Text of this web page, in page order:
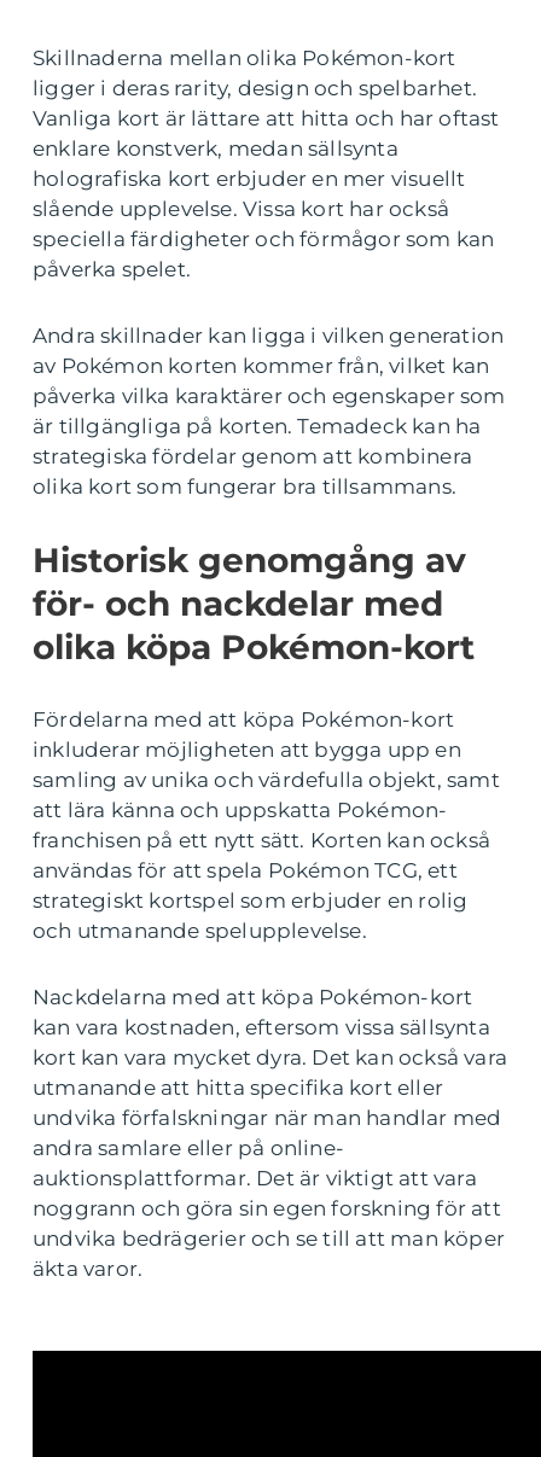
Skillnaderna mellan olika Pokémon-kort
ligger i deras rarity, design och spelbarhet.
Vanliga kort är lättare att hitta och har oftast
enklare konstverk, medan sällsynta
holografiska kort erbjuder en mer visuellt
slående upplevelse. Vissa kort har också
speciella färdigheter och förmågor som kan
påverka spelet.
Andra skillnader kan ligga i vilken generation
av Pokémon korten kommer från, vilket kan
påverka vilka karaktärer och egenskaper som
är tillgängliga på korten. Temadeck kan ha
strategiska fördelar genom att kombinera
olika kort som fungerar bra tillsammans.
Historisk genomgång av
för- och nackdelar med
olika köpa Pokémon-kort
Fördelarna med att köpa Pokémon-kort
inkluderar möjligheten att bygga upp en
samling av unika och värdefulla objekt, samt
att lära känna och uppskatta Pokémon-
franchisen på ett nytt sätt. Korten kan också
användas för att spela Pokémon TCG, ett
strategiskt kortspel som erbjuder en rolig
och utmanande spelupplevelse.
Nackdelarna med att köpa Pokémon-kort
kan vara kostnaden, eftersom vissa sällsynta
kort kan vara mycket dyra. Det kan också vara
utmanande att hitta specifika kort eller
undvika förfalskningar när man handlar med
andra samlare eller på online-
auktionsplattformar. Det är viktigt att vara
noggrann och göra sin egen forskning för att
undvika bedrägerier och se till att man köper
äkta varor.